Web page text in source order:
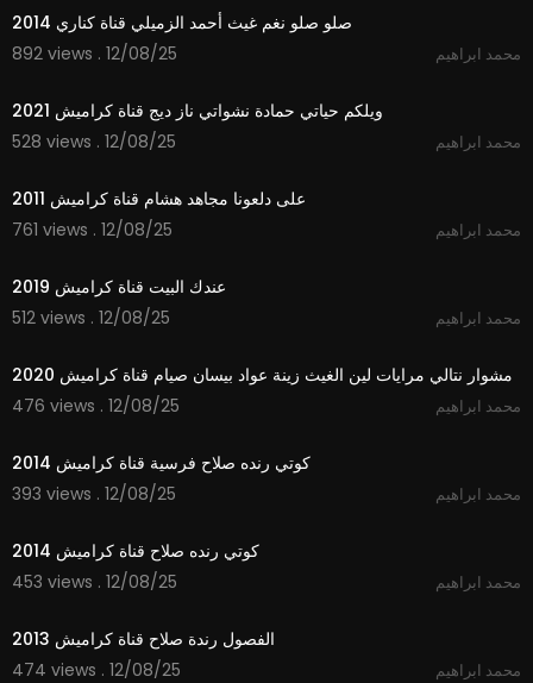
صلو صلو نغم غيث أحمد الزميلي قناة كناري 2014
892 views . 12/08/25
محمد ابراهيم
ويلكم حياتي حمادة نشواتي ناز ديج قناة كراميش 2021
528 views . 12/08/25
محمد ابراهيم
على دلعونا مجاهد هشام قناة كراميش 2011
761 views . 12/08/25
محمد ابراهيم
عندك البيت قناة كراميش 2019
512 views . 12/08/25
محمد ابراهيم
مشوار نتالي مرايات لين الغيث زينة عواد بيسان صيام قناة كراميش 2020
476 views . 12/08/25
محمد ابراهيم
كوتي رنده صلاح فرسية قناة كراميش 2014
393 views . 12/08/25
محمد ابراهيم
كوتي رنده صلاح قناة كراميش 2014
453 views . 12/08/25
محمد ابراهيم
الفصول رندة صلاح قناة كراميش 2013
474 views . 12/08/25
محمد ابراهيم